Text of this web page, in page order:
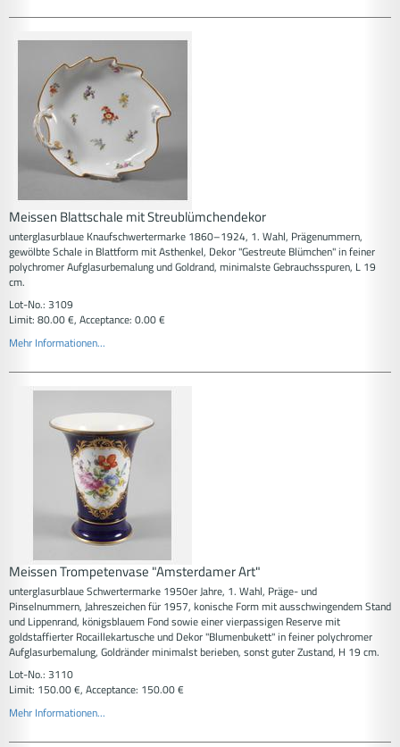
Meissen Blattschale mit Streublümchendekor
unterglasurblaue Knaufschwertermarke 1860–1924, 1. Wahl, Prägenummern,
gewölbte Schale in Blattform mit Asthenkel, Dekor "Gestreute Blümchen" in feiner
polychromer Aufglasurbemalung und Goldrand, minimalste Gebrauchsspuren, L 19
cm.
Lot-No.: 3109
Limit: 80.00 €, Acceptance: 0.00 €
Mehr Informationen...
Meissen Trompetenvase "Amsterdamer Art"
unterglasurblaue Schwertermarke 1950er Jahre, 1. Wahl, Präge- und
Pinselnummern, Jahreszeichen für 1957, konische Form mit ausschwingendem Stand
und Lippenrand, königsblauem Fond sowie einer vierpassigen Reserve mit
goldstaffierter Rocaillekartusche und Dekor "Blumenbukett" in feiner polychromer
Aufglasurbemalung, Goldränder minimalst berieben, sonst guter Zustand, H 19 cm.
Lot-No.: 3110
Limit: 150.00 €, Acceptance: 150.00 €
Mehr Informationen...